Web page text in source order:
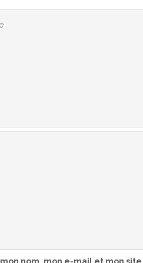
nom, mon e-mail et mon